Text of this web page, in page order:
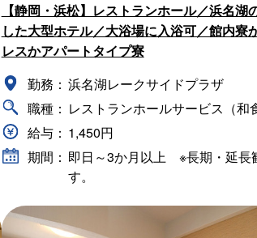
【静岡・浜松】レストランホール／浜名湖
した大型ホテル／大浴場に入浴可／館内寮
レスかアパートタイプ寮
勤務： 浜名湖レークサイドプラザ
職種： レストランホールサービス（和
給与： 1,450円
期間： 即日～3か月以上 ※長期・延長
す。